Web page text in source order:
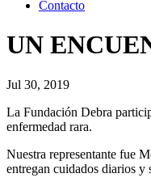
Contacto
UN
Jul 30, 2019
La Fundación Debra
enfermedad rara.
Nuestra representante fue
entregan cuidados diarios y